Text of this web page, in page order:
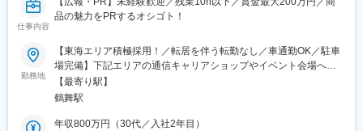
仕事内容
品の魅力をPRするオシゴト！
勤務地
【東海エリア積極採用！／転居を伴う転勤なし／車通勤OK／駐車
場完備】下記エリアの通信キャリアショップやイベント会場へ配
属となります。ご希望エリアをお知らせください♪★募集エリア東
海エリア／愛知、三重、岐阜＜配属先について＞大手キャリア
量販店・ショッピングモールでのイベント会場に配属。案件にも
【最寄り駅】
鶴舞駅
年収800万円（30代／入社2年目）